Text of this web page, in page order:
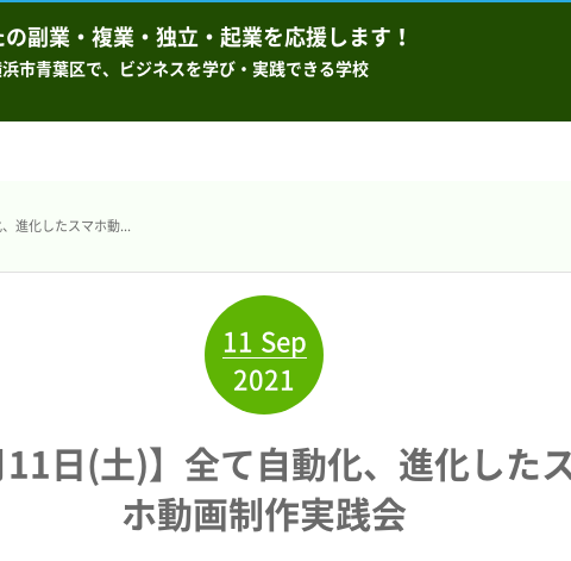
副業・複業・独立・起業を応援します！
市青葉区で、ビジネスを学び・実践できる学校
進化したスマホ動...
11 Sep
2021
11日(土)】全て自動化、進化した
ホ動画制作実践会